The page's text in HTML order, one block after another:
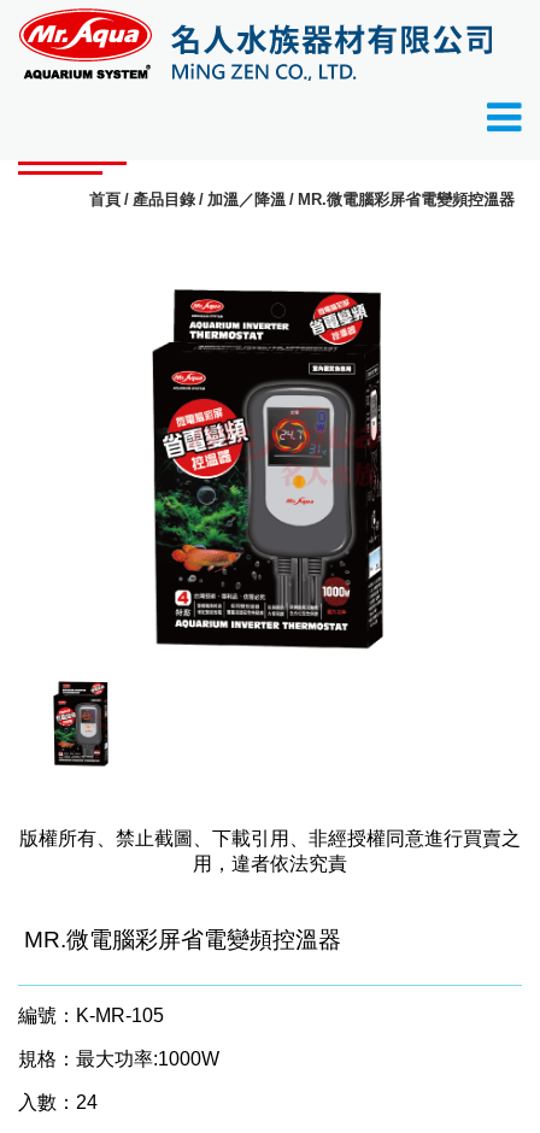
首頁 產品目錄 加溫／降溫 MR.微電腦彩屏省電變頻控溫器
版權所有、禁止截圖、下載引用、非經授權同意進行買賣之
用，違者依法究責
MR.微電腦彩屏省電變頻控溫器
編號：K-MR-105
規格：最大功率:1000W
入數：24